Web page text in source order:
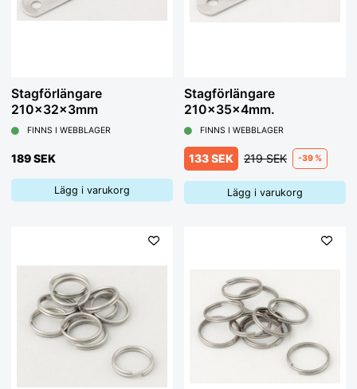
Stagförlängare
210x32x3mm
FINNS I WEBBLAGER
189 SEK
Lägg i varukorg
Stagförlängare
210x35x4mm.
FINNS I WEBBLAGER
133 SEK 219 SEK -39 %
Lägg i varukorg